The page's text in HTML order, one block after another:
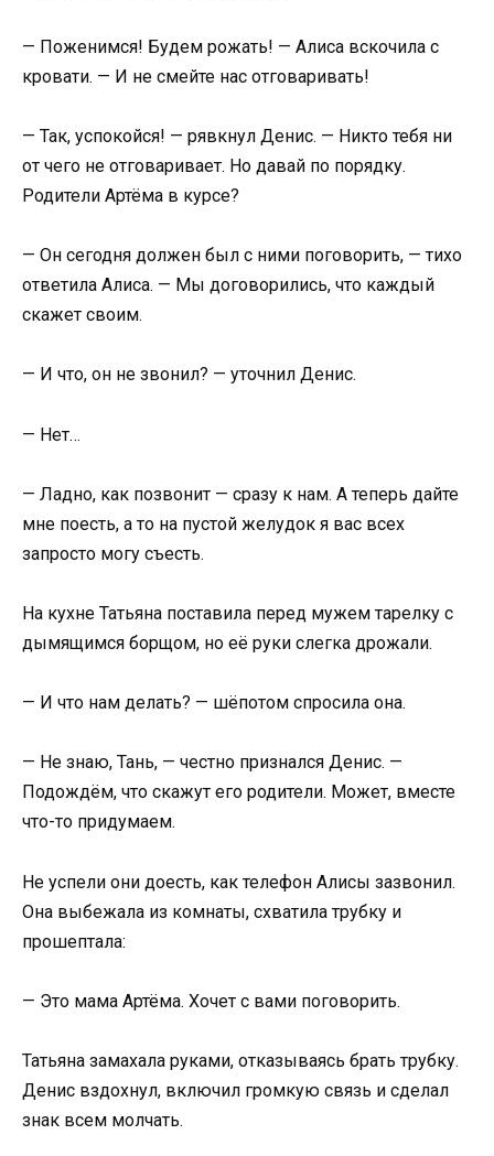
— Поженимся! Будем рожать! — Алиса вскочила с
кровати. — И не смейте нас отговаривать!
— Так, успокойся! — рявкнул Денис. — Никто тебя ни
от чего не отговаривает. Но давай по порядку.
Родители Артёма в курсе?
— Он сегодня должен был с ними поговорить, — тихо
ответила Алиса. — Мы договорились, что каждый
скажет своим.
— И что, он не звонил? — уточнил Денис.
— Нет…
— Ладно, как позвонит — сразу к нам. А теперь дайте
мне поесть, а то на пустой желудок я вас всех
запросто могу съесть.
На кухне Татьяна поставила перед мужем тарелку с
дымящимся борщом, но её руки слегка дрожали.
— И что нам делать? — шёпотом спросила она.
— Не знаю, Тань, — честно признался Денис. —
Подождём, что скажут его родители. Может, вместе
что-то придумаем.
Не успели они доесть, как телефон Алисы зазвонил.
Она выбежала из комнаты, схватила трубку и
прошептала:
— Это мама Артёма. Хочет с вами поговорить.
Татьяна замахала руками, отказываясь брать трубку.
Денис вздохнул, включил громкую связь и сделал
знак всем молчать.